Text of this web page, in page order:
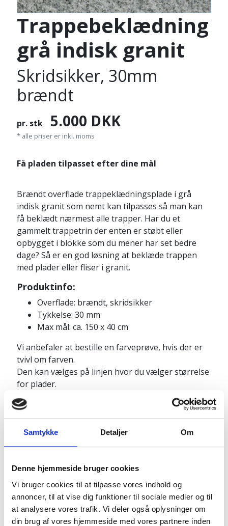
Samtykke Detaljer Om
Denne hjemmeside bruger cookies
Vi bruger cookies til at tilpasse vores indhold og
annoncer, til at vise dig funktioner til sociale medier og til
at analysere vores trafik. Vi deler også oplysninger om
din brug af vores hjemmeside med vores partnere inden
Trappebeklædning
grå indisk granit
Skridsikker, 30mm
brændt
pr. stk 5.000 DKK
* alle priser er inkl. moms
Få pladen tilpasset efter dine mål
Brændt overflade trappeklædningsplade i grå
indisk granit som nemt kan tilpasses så man kan
få beklædt nærmest alle trapper. Har du et
gammelt trappetrin der enten er støbt eller
opbygget i blokke som du mener har set bedre
dage? Så er en god løsning at beklæde trappen
med plader eller fliser i granit.
Produktinfo:
Overflade: brændt, skridsikker
Tykkelse: 30 mm
Max mål: ca. 150 x 40 cm
Vi anbefaler at bestille en farveprøve, hvis der er
tvivl om farven.
Den kan vælges på linjen hvor du vælger størrelse
for plader.
Send os eventuelt en
mailmail@granitbutikken.dkmed din forespørgsel.